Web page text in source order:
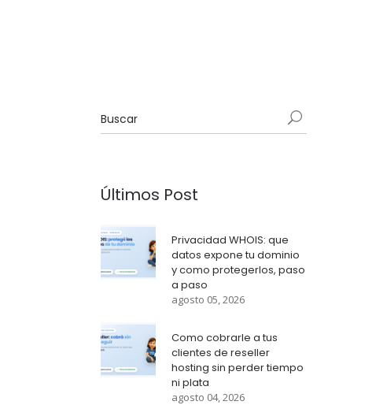
Últimos Post
Privacidad WHOIS: que
datos expone tu dominio
y como protegerlos, paso
a paso
agosto 05, 2026
Como cobrarle a tus
clientes de reseller
hosting sin perder tiempo
ni plata
agosto 04, 2026